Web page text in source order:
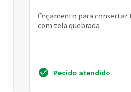
Orçamento para consertar
com tela quebrada
Pedido atendido